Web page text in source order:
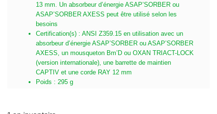
13 mm. Un absorbeur d’énergie ASAP’SORBER ou
ASAP’SORBER AXESS peut être utilisé selon les
besoins
Certification(s) : ANSI Z359.15 en utilisation avec un
absorbeur d’énergie ASAP’SORBER ou ASAP’SORBER
AXESS, un mousqueton Bm’D ou OXAN TRIACT-LOCK
(version internationale), une barrette de maintien
CAPTIV et une corde RAY 12 mm
Poids : 295 g